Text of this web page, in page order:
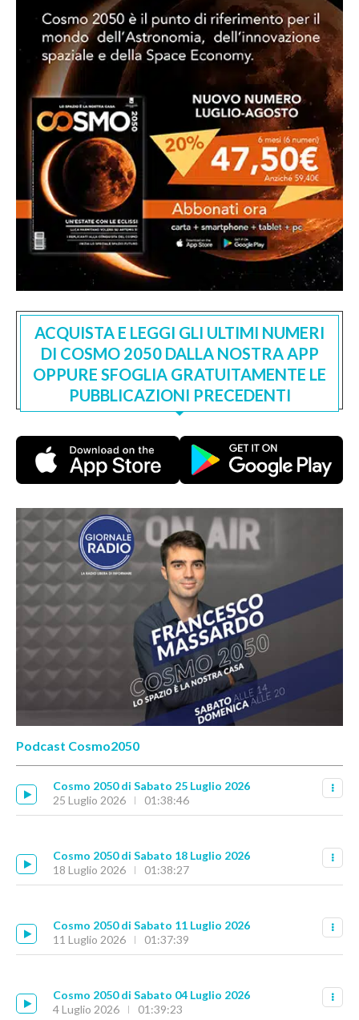
ACQUISTA E LEGGI GLI ULTIMI NUMERI
DI COSMO 2050 DALLA NOSTRA APP
OPPURE SFOGLIA GRATUITAMENTE LE
PUBBLICAZIONI PRECEDENTI
Podcast Cosmo2050
Cosmo 2050 di Sabato 25 Luglio 2026
25 Luglio 2026
01:38:46
Cosmo 2050 di Sabato 18 Luglio 2026
18 Luglio 2026
01:38:27
Cosmo 2050 di Sabato 11 Luglio 2026
11 Luglio 2026
01:37:39
Cosmo 2050 di Sabato 04 Luglio 2026
4 Luglio 2026
01:39:23